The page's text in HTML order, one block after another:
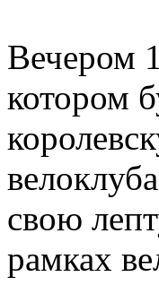
Вечером
котором
свою
рамках